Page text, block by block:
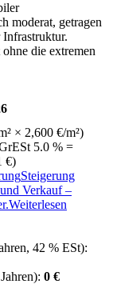
moderat, getragen
die extremen
× 2,600 €/m²)
5.0 % =
€)
Steigerung
Verkauf –
Weiterlesen
42 % ESt):
0 €